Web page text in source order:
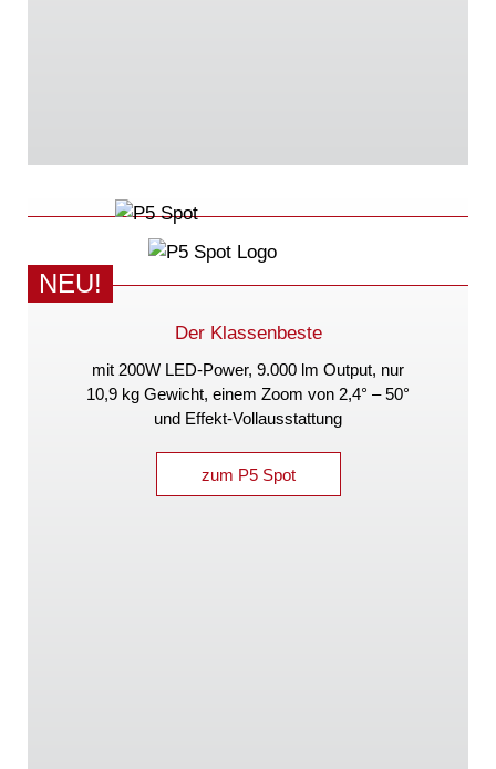
Der Klassenbeste
mit 200W LED-Power, 9.000 lm Output, nur
10,9 kg Gewicht, einem Zoom von 2,4° – 50°
und Effekt-Vollausstattung
zum P5 Spot
NEU!